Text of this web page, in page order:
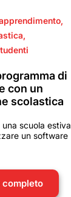
,
,
di
con un
scolastica
scuola estiva
un software